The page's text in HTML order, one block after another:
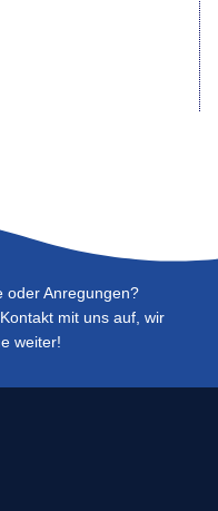
oder Anregungen?
mit uns auf, wir
weiter!